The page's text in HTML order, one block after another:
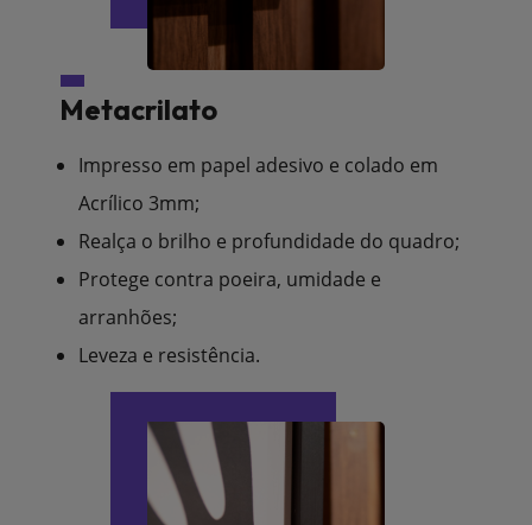
Metacrilato
Impresso em papel adesivo e colado em
Acrílico 3mm;
Realça o brilho e profundidade do quadro;
Protege contra poeira, umidade e
arranhões;
Leveza e resistência.